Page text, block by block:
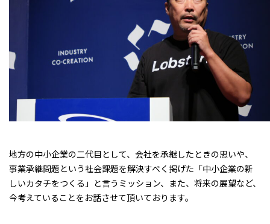
地方の中小企業の二代目として、会社を承継したときの思いや、
事業承継問題という社会課題を解決すべく掲げた「中小企業の新
しいカタチをつくる」と言うミッション、また、将来の展望など、
今考えていることをお話させて頂いております。